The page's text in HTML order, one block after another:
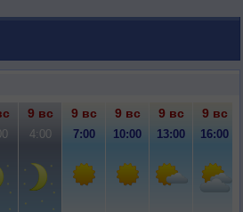
9 вс 9 вс 9 вс 9 вс 9 вс
4:00 7:00 10:00 13:00 16:00